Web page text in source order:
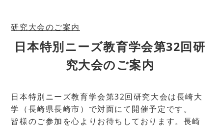
研究大会のご案内
日本特別ニーズ教育学会第32回研
究大会のご案内
日本特別ニーズ教育学会第32回研究大会は長崎大
学（長崎県長崎市）で対面にて開催予定です。
皆様のご参加を心よりお待ちしております。長崎